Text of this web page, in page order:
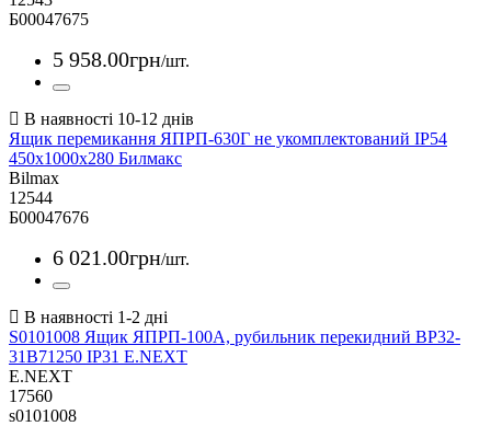
Б00047675
5 958.00грн/шт.
Ящик перемикання ЯПРП-630Г не укомплектований IP54
450х1000х280 Билмакс
Bilmax
12544
Б00047676
6 021.00грн/шт.
S0101008 Ящик ЯПРП-100А, рубильник перекидний BP32-
31B71250 IP31 E.NEXT
E.NEXT
17560
s0101008